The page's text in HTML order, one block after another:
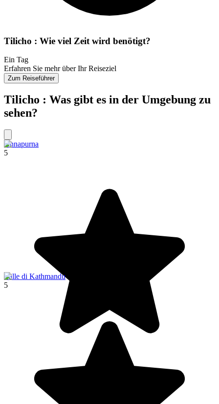
Tilicho : Wie viel Zeit wird benötigt?
Ein Tag
Erfahren Sie mehr über Ihr Reiseziel
Zum Reiseführer
Tilicho : Was gibt es in der Umgebung zu
sehen?
Annapurna
5
Valle di Kathmandu
5